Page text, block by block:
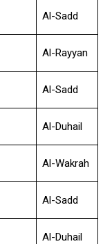
Al-Sadd
Al-Rayyan
Al-Sadd
Al-Duhail
Al-Wakrah
Al-Sadd
Al-Duhail